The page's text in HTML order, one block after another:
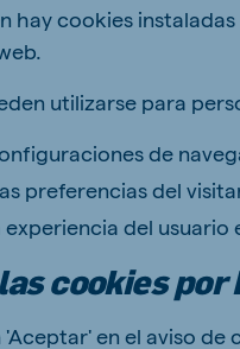
hay cookies
utilizarse para
de
preferencias del
del usuario
cookies por
en el aviso